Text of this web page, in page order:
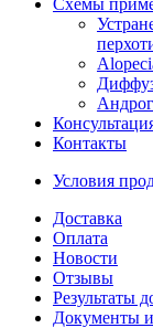
Контакты
Условия
Доставка
Оплата
Новости
Отзывы
Результаты
Документы